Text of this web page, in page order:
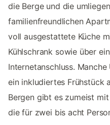
die Berge und die
familienfreundlichen
voll ausgestattete Küche
Kühlschrank sowie über
Internetanschluss.
ein inkludiertes Frühstück
Bergen gibt es zumeist
die für zwei bis acht